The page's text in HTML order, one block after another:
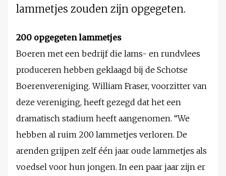
lammetjes zouden zijn opgegeten.
200 opgegeten lammetjes
Boeren met een bedrijf die lams- en rundvlees
produceren hebben geklaagd bij de Schotse
Boerenvereniging. William Fraser, voorzitter van
deze vereniging, heeft gezegd dat het een
dramatisch stadium heeft aangenomen. “We
hebben al ruim 200 lammetjes verloren. De
arenden grijpen zelf één jaar oude lammetjes als
voedsel voor hun jongen. In een paar jaar zijn er